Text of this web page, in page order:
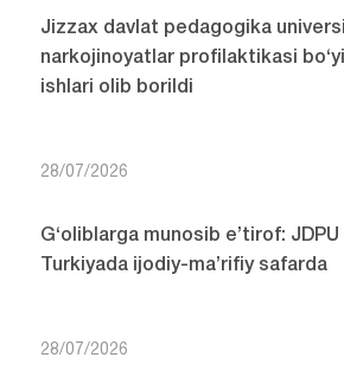
Jizzax davlat pedagogika
narkojinoyatlar profilaktikasi
ishlari olib borildi
28/07/2026
G‘oliblarga munosib e’tirof: JDPU
Turkiyada ijodiy-ma’rifiy safarda
28/07/2026